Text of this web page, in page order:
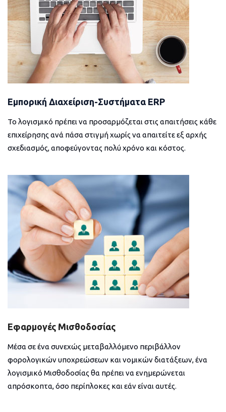
Εμπορική Διαχείριση-Συστήματα ERP
Το λογισμικό πρέπει να προσαρμόζεται στις απαιτήσεις κάθε
επιχείρησης ανά πάσα στιγμή χωρίς να απαιτείτε εξ αρχής
σχεδιασμός, αποφεύγοντας πολύ χρόνο και κόστος.
Εφαρμογές Μισθοδοσίας
Μέσα σε ένα συνεχώς μεταβαλλόμενο περιβάλλον
φορολογικών υποχρεώσεων και νομικών διατάξεων, ένα
λογισμικό Μισθοδοσίας θα πρέπει να ενημερώνεται
απρόσκοπτα, όσο περίπλοκες και εάν είναι αυτές.